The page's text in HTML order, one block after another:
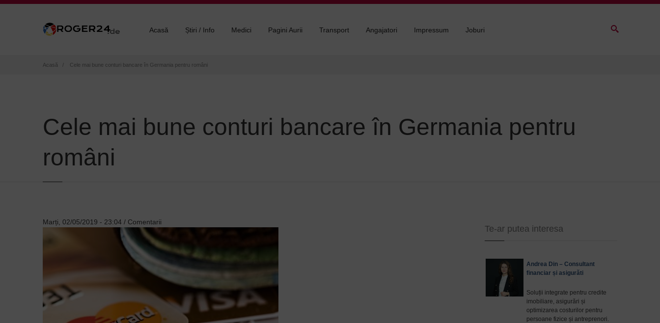
Acasă Știri / Info Medici Pagini Aurii Transport Angajatori Impressum Joburi
Breadcrumb
Acasă Cele mai bune conturi bancare în Germania pentru români
Cele mai bune conturi bancare în Germania pentru
români
Marți, 02/05/2019 - 23:04 / Comentarii
Te-ar putea interesa
Andrea Din – Consultant
financiar și asigurăti
Soluții integrate pentru credite
imobiliare, asigurări și
optimizarea costurilor pentru
persoane fizice și antreprenori.